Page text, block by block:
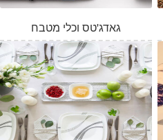
גאדג'טס וכלי מטבח